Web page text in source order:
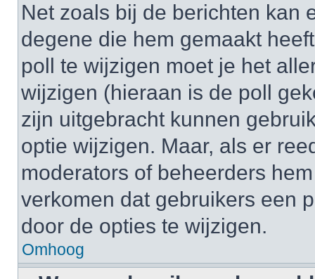
Net zoals bij de berichten kan
degene die hem gemaakt
poll te wijzigen moet je het
wijzigen (hieraan is de poll
zijn uitgebracht kunnen
optie wijzigen. Maar, als er
moderators of beheerders
verkomen dat gebruikers een
door de opties te wijzigen.
Omhoog